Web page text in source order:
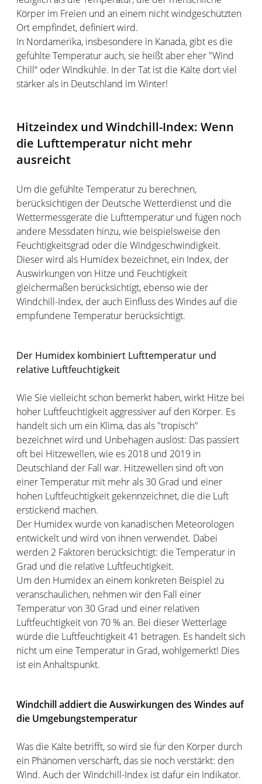
Körper im Freien und an einem nicht windgeschützten
Ort empfindet, definiert wird.
In Nordamerika, insbesondere in Kanada, gibt es die
gefühlte Temperatur auch, sie heißt aber eher "Wind
Chill“ oder Windkühle. In der Tat ist die Kälte dort viel
stärker als in Deutschland im Winter!
Hitzeindex und Windchill-Index: Wenn
die Lufttemperatur nicht mehr
ausreicht
Um die gefühlte Temperatur zu berechnen,
berücksichtigen der Deutsche Wetterdienst und die
Wettermessgeräte die Lufttemperatur und fügen noch
andere Messdaten hinzu, wie beispielsweise den
Feuchtigkeitsgrad oder die Windgeschwindigkeit.
Dieser wird als Humidex bezeichnet, ein Index, der
Auswirkungen von Hitze und Feuchtigkeit
gleichermaßen berücksichtigt, ebenso wie der
Windchill-Index, der auch Einfluss des Windes auf die
empfundene Temperatur berücksichtigt.
Der Humidex kombiniert Lufttemperatur und
relative Luftfeuchtigkeit
Wie Sie vielleicht schon bemerkt haben, wirkt Hitze bei
hoher Luftfeuchtigkeit aggressiver auf den Körper. Es
handelt sich um ein Klima, das als "tropisch"
bezeichnet wird und Unbehagen auslöst: Das passiert
oft bei Hitzewellen, wie es 2018 und 2019 in
Deutschland der Fall war. Hitzewellen sind oft von
einer Temperatur mit mehr als 30 Grad und einer
hohen Luftfeuchtigkeit gekennzeichnet, die die Luft
erstickend machen.
Der Humidex wurde von kanadischen Meteorologen
entwickelt und wird von ihnen verwendet. Dabei
werden 2 Faktoren berücksichtigt: die Temperatur in
Grad und die relative Luftfeuchtigkeit.
Um den Humidex an einem konkreten Beispiel zu
veranschaulichen, nehmen wir den Fall einer
Temperatur von 30 Grad und einer relativen
Luftfeuchtigkeit von 70 % an. Bei dieser Wetterlage
würde die Luftfeuchtigkeit 41 betragen. Es handelt sich
nicht um eine Temperatur in Grad, wohlgemerkt! Dies
ist ein Anhaltspunkt.
Windchill addiert die Auswirkungen des Windes auf
die Umgebungstemperatur
Was die Kälte betrifft, so wird sie für den Körper durch
ein Phänomen verschärft, das sie noch verstärkt: den
Wind. Auch der Windchill-Index ist dafür ein Indikator.